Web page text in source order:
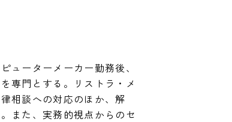
ューターメーカー勤務後、
専門とする。リストラ・メ
相談への対応のほか、解
また、実務的視点からのセ